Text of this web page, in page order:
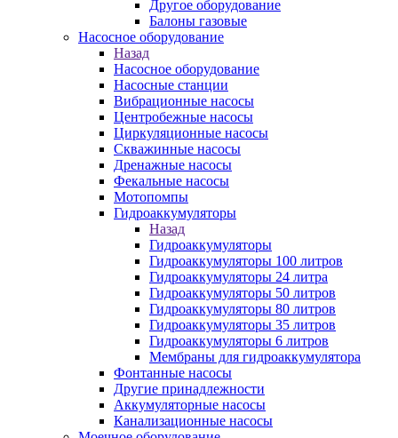
Другое оборудование
Балоны газовые
Насосное оборудование
Назад
Насосное оборудование
Насосные станции
Вибрационные насосы
Центробежные насосы
Циркуляционные насосы
Скважинные насосы
Дренажные насосы
Фекальные насосы
Мотопомпы
Гидроаккумуляторы
Назад
Гидроаккумуляторы
Гидроаккумуляторы 100 литров
Гидроаккумуляторы 24 литра
Гидроаккумуляторы 50 литров
Гидроаккумуляторы 80 литров
Гидроаккумуляторы 35 литров
Гидроаккумуляторы 6 литров
Мембраны для гидроаккумулятора
Фонтанные насосы
Другие принадлежности
Аккумуляторные насосы
Канализационные насосы